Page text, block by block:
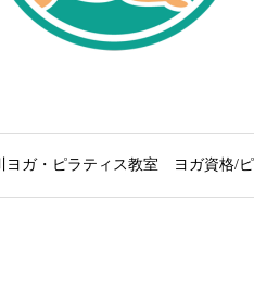
ヨガ・ピラティス教室 ヨガ資格/